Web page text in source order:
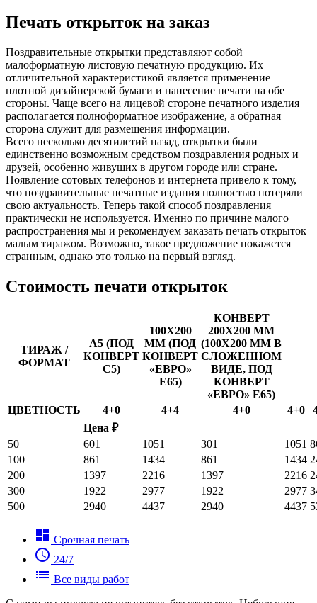
Печать открыток на заказ
Поздравительные открытки представляют собой
малоформатную листовую печатную продукцию. Их
отличительной характеристикой является применение
плотной дизайнерской бумаги и нанесение печати на обе
стороны. Чаще всего на лицевой стороне печатного изделия
располагается полноформатное изображение, а обратная
сторона служит для размещения информации.
Всего несколько десятилетий назад, открытки были
единственно возможным средством поздравления родных и
друзей, особенно живущих в другом городе или стране.
Появление сотовых телефонов и интернета привело к тому,
что поздравительные печатные издания полностью потеряли
свою актуальность. Теперь такой способ поздравления
практически не используется. Именно по причине малого
распространения мы и рекомендуем заказать печать открыток
малым тиражом. Возможно, такое предложение покажется
странным, однако это только на первый взгляд.
Стоимость печати открыток
ТИРАЖ /
ФОРМАТ
А5 (ПОД
КОНВЕРТ
С5)
100Х200
ММ (ПОД
КОНВЕРТ
«ЕВРО»
Е65)
КОНВЕРТ
200Х200 ММ
(100Х200 ММ В
СЛОЖЕННОМ
ВИДЕ, ПОД
КОНВЕРТ
«ЕВРО» Е65)
ЦВЕТНОСТЬ
4+0 4+4 4+0 4+0
Цена ₽
50
601 1051 301 1051
100
861 1434 861 1434
200
1397 2216 1397 2216
300
1922 2977 1922 2977
500
2940 4437 2940 4437
dashboard Срочная печать
schedule 24/7
list Все виды работ